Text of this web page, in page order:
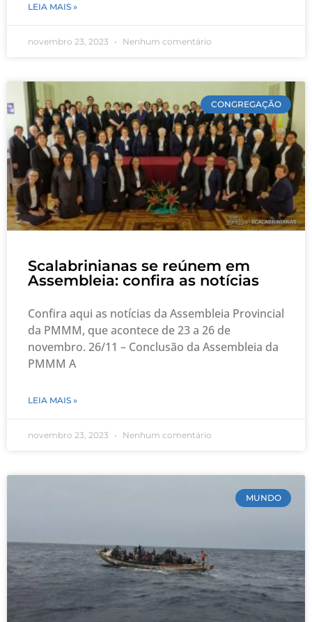
LEIA MAIS »
novembro 23, 2023 Nenhum comentário
CONGREGAÇÃO
Scalabrinianas se reúnem em
Assembleia: confira as notícias
Confira aqui as notícias da Assembleia Provincial
da PMMM, que acontece de 23 a 26 de
novembro. 26/11 – Conclusão da Assembleia da
PMMM A
LEIA MAIS »
novembro 23, 2023 Nenhum comentário
MUNDO